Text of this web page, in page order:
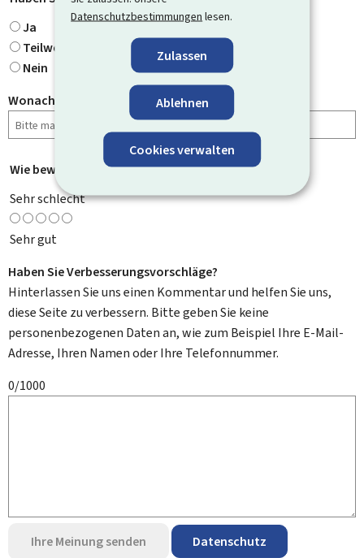
Datenschutzbestimmungen lesen.
Zulassen
Ablehnen
Cookies verwalten
Ja
Teilweise
Nein
Wonach haben Sie gesucht?
Wie bewerten Sie diese Seite? *
Sehr schlecht
Sehr gut
Haben Sie Verbesserungsvorschläge?
Hinterlassen Sie uns einen Kommentar und helfen Sie uns,
diese Seite zu verbessern. Bitte geben Sie keine
personenbezogenen Daten an, wie zum Beispiel Ihre E-Mail-
Adresse, Ihren Namen oder Ihre Telefonnummer.
0/1000
Ihre Meinung senden Datenschutz